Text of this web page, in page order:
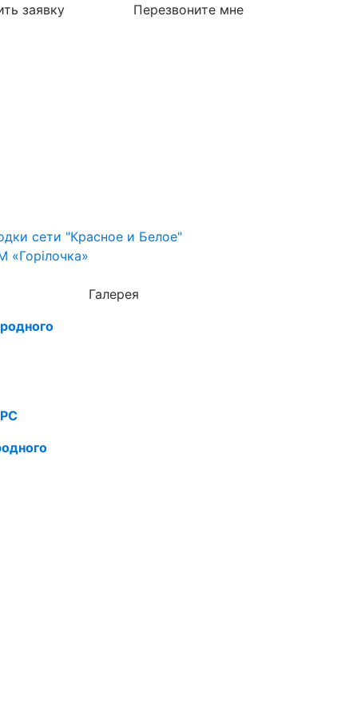
заявку Перезвоните мне
сети "Красное и Белое"
«Горілочка»
Галерея